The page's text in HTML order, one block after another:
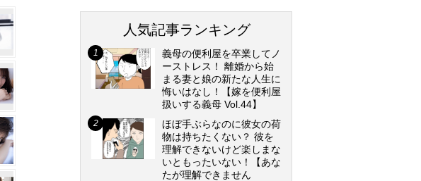
人気記事ランキング
義母の便利屋を卒業してノ
ーストレス！ 離婚から始
まる妻と娘の新たな人生に
悔いはなし！【嫁を便利屋
扱いする義母 Vol.44】
ほぼ手ぶらなのに彼女の荷
物は持ちたくない？ 彼を
理解できないけど楽しまな
いともったいない！【あな
たが理解できません